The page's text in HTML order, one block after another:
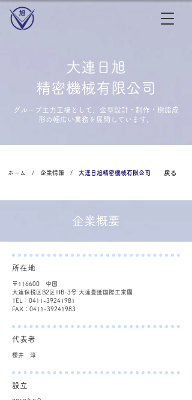
大連日旭
精密機械有限公司
グループ主力工場として、金型設計・制作・樹脂成
形の幅広い業務を展開しています。
ホーム / 企業情報 / 大連日旭精密機械有限公司 戻る
企業概要
​所在地
〒116600 中国
大連保税区B2区IIIB-3号 大連豊匯国際工業園
TEL：0411-39241981
FAX：0411-39241983
​代表者
​櫻井 淳
​設立